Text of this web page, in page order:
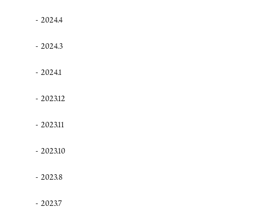
2024.4
2024.3
2024.1
2023.12
2023.11
2023.10
2023.8
2023.7